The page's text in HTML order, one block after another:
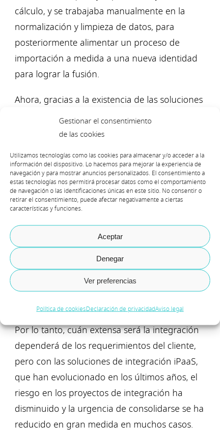
Gestionar el consentimiento
de las cookies
Utilizamos tecnologías como las cookies para almacenar y/o acceder a la
información del dispositivo. Lo hacemos para mejorar la experiencia de
navegación y para mostrar anuncios personalizados. El consentimiento a
estas tecnologías nos permitirá procesar datos como el comportamiento
de navegación o las identificaciones únicas en este sitio. No consentir o
retirar el consentimiento, puede afectar negativamente a ciertas
características y funciones.
Aceptar
Denegar
Ver preferencias
Política de cookiesDeclaración de privacidadAviso legal
cálculo, y se trabajaba manualmente en la
normalización y limpieza de datos, para
posteriormente alimentar un proceso de
importación a medida a una nueva identidad
para lograr la fusión.
Ahora, gracias a la existencia de las soluciones
de integración de plataforma como servicio
(iPaaS), se pueden obtener datos en tiempo
a su sistema de destino. Un proceso
evidentemente mucho más rápido que el
manual. Además, si se descubre un problema
con los datos, la plataforma modifica
automáticamente los flujos de trabajo, crea
una versión nueva de la empresa de destino y
ejecuta nuevamente los scripts. Cuanta más
repetición tenga, el costo de repetir el proceso
será menor y los resultados finales más
precisos.
Por lo tanto, cuán extensa será la integración
dependerá de los requerimientos del cliente,
pero con las soluciones de integración iPaaS,
que han evolucionado en los últimos años, el
riesgo en los proyectos de integración ha
disminuido y la urgencia de consolidarse se ha
reducido en gran medida en muchos casos.